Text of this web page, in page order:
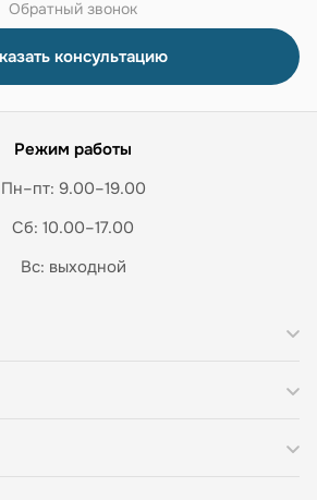
Обратный звонок
консультацию
Режим работы
Пн–пт: 9.00–19.00
Сб: 10.00–17.00
Вс: выходной